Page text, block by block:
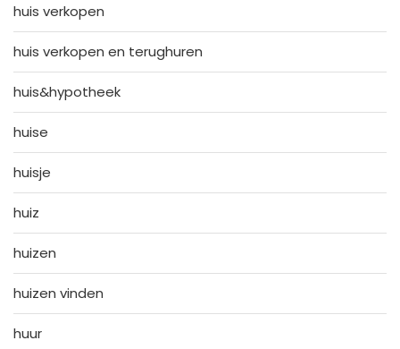
huis verkopen
huis verkopen en terughuren
huis&hypotheek
huise
huisje
huiz
huizen
huizen vinden
huur